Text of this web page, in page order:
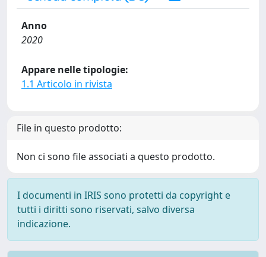
Anno
2020
Appare nelle tipologie:
1.1 Articolo in rivista
File in questo prodotto:
Non ci sono file associati a questo prodotto.
I documenti in IRIS sono protetti da copyright e
tutti i diritti sono riservati, salvo diversa
indicazione.